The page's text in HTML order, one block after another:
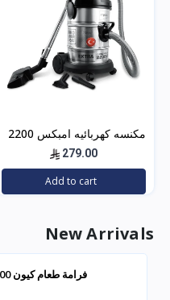
مكنسه كهربائيه امبكس 2200
وات 21 لتر – أسود*فضي
VC4708
279.00
Add to cart
New Arrivals